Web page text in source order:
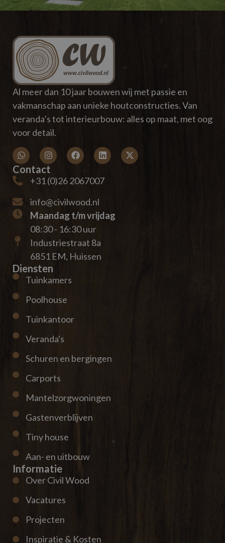
Al meer dan 10 jaar bouwen wij met passie en
vakmanschap aan unieke houtconstructies. Van
veranda’s tot interieurbouw: alles op maat, met oog
voor detail.
Contact
+31 (0)26 2067007
info@civilwood.nl
Maandag t/m vrijdag
08:30 - 16:30 uur
Industriestraat 8a
6851 EM, Huissen
Diensten
Tuinkamers
Poolhouse
Tuinkantoor
Veranda's
Schuren en bergingen
Carports
Mantelzorgwoningen
Gastenverblijven
Tiny house
Aan- en uitbouw
Informatie
Over Civil Wood
Vacatures
Projecten
Inspiratie & Kosten